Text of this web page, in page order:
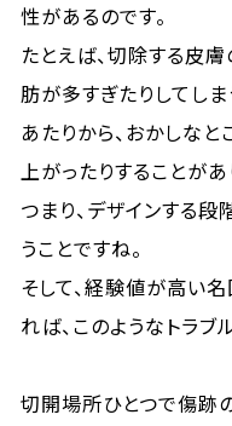
性があるのです。
たとえば、切除する皮
肪が多すぎたりしてし
あたりから、おかしなと
上がったりすることがあ
つまり、デザインする
うことですね。
そして、経験値が高い
れば、このようなトラブ
切開場所ひとつで傷跡